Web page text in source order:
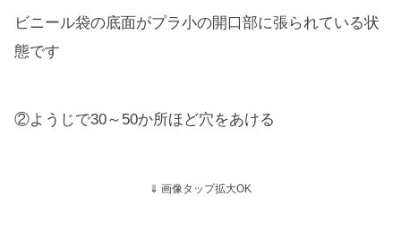
ビニール袋の底面がプラ小の開口部に張られている状
態です
②ようじで30～50か所ほど穴をあける
⇓ 画像タップ拡大OK